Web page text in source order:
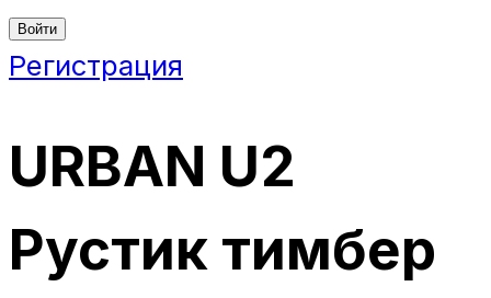
Войти
Регистрация
URBAN U2
Рустик тимбер